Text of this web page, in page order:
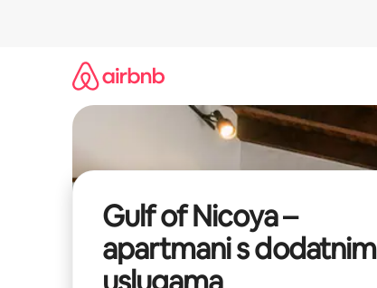
Gulf of Nicoya –
apartmani s dodatnim